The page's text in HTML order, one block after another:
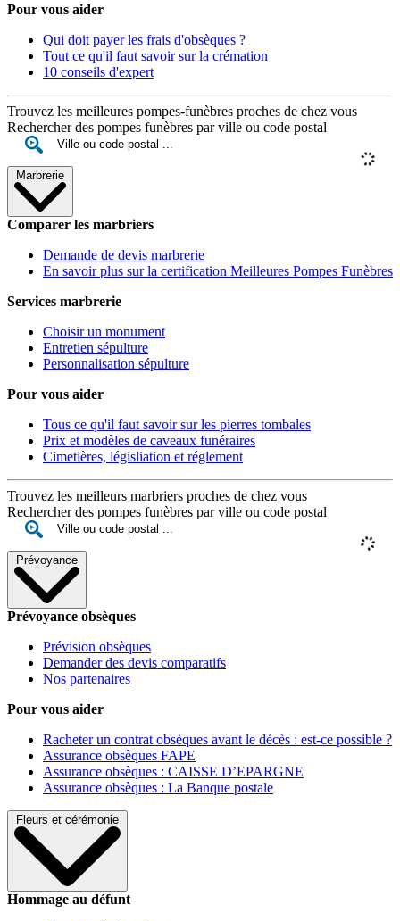
Pour vous aider
Qui doit payer les frais d'obsèques ?
Tout ce qu'il faut savoir sur la crémation
10 conseils d'expert
Trouvez les meilleures pompes-funèbres proches de chez vous
Rechercher des pompes funèbres par ville ou code postal
Marbrerie
Comparer les marbriers
Demande de devis marbrerie
En savoir plus sur la certification Meilleures Pompes Funèbres
Services marbrerie
Choisir un monument
Entretien sépulture
Personnalisation sépulture
Pour vous aider
Tous ce qu'il faut savoir sur les pierres tombales
Prix et modèles de caveaux funéraires
Cimetières, législiation et réglement
Trouvez les meilleurs marbriers proches de chez vous
Rechercher des pompes funèbres par ville ou code postal
Prévoyance
Prévoyance obsèques
Prévision obsèques
Demander des devis comparatifs
Nos partenaires
Pour vous aider
Racheter un contrat obsèques avant le décès : est-ce possible ?
Assurance obsèques FAPE
Assurance obsèques : CAISSE D’EPARGNE
Assurance obsèques : La Banque postale
Fleurs et cérémonie
Hommage au défunt